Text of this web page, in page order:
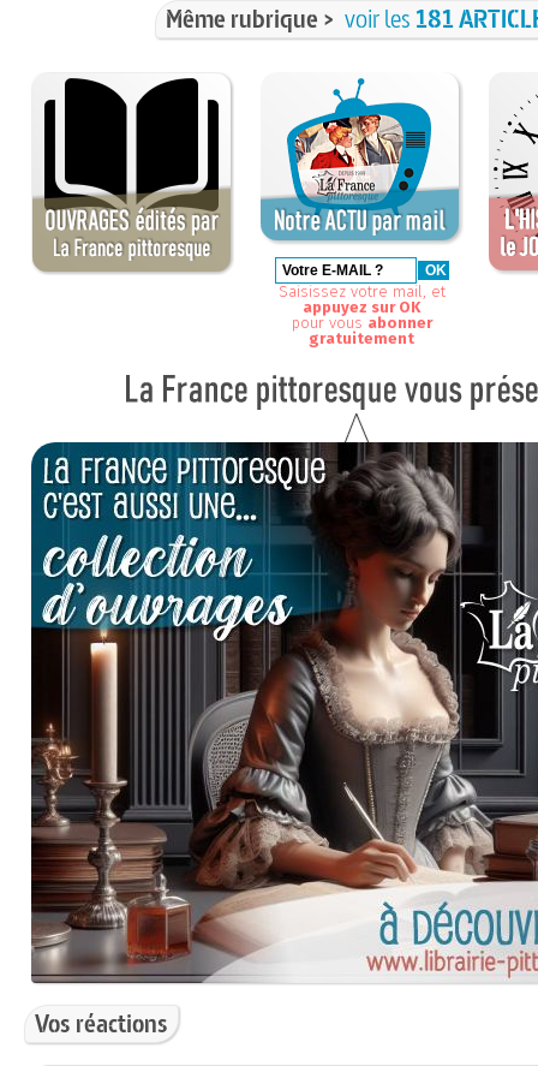
Même rubrique > voir les 181
Saisissez votre mail, et
appuyez sur OK
pour vous abonner
gratuitement
Vos réactions